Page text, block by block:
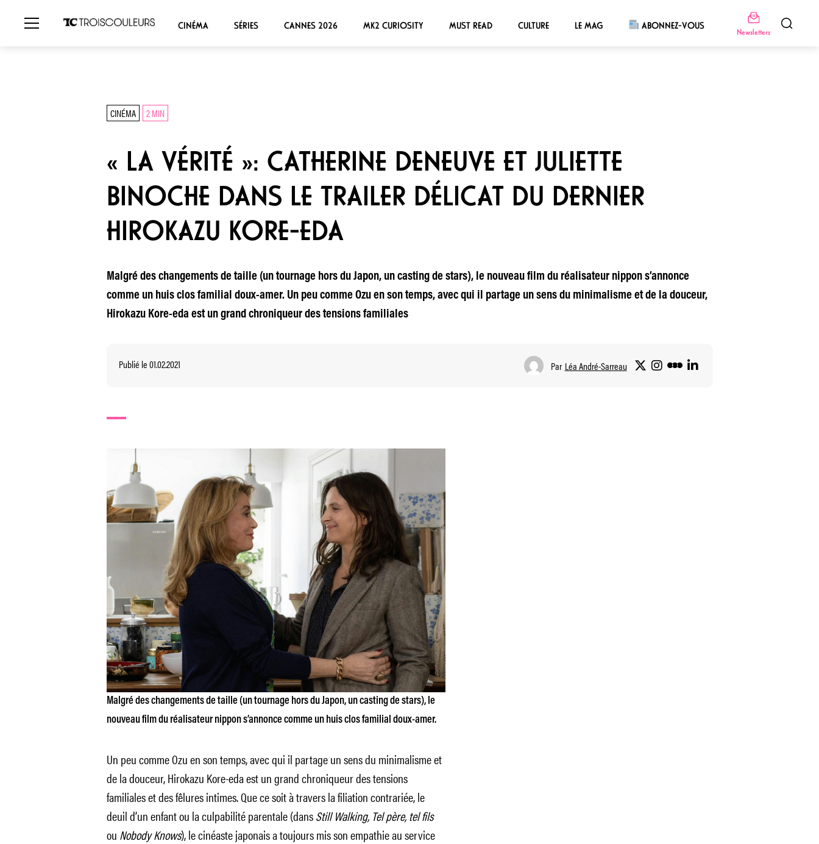
CINÉMA SÉRIES CANNES 2026 MK2 CURIOSITY MUST READ CULTURE LE MAG ABONNEZ-VOUS
Newsletters
CINÉMA 2 MIN
« LA VÉRITÉ »: CATHERINE DENEUVE ET JULIETTE
BINOCHE DANS LE TRAILER DÉLICAT DU DERNIER
HIROKAZU KORE-EDA
Malgré des changements de taille (un tournage hors du Japon, un casting de stars), le nouveau film du réalisateur nippon s’annonce
comme un huis clos familial doux-amer. Un peu comme Ozu en son temps, avec qui il partage un sens du minimalisme et de la douceur,
Hirokazu Kore-eda est un grand chroniqueur des tensions familiales
Publié le 01.02.2021 Par Léa André-Sarreau
Malgré des changements de taille (un tournage hors du Japon, un casting de stars), le
nouveau film du réalisateur nippon s’annonce comme un huis clos familial doux-amer.
Un peu comme Ozu en son temps, avec qui il partage un sens du minimalisme et
de la douceur, Hirokazu Kore-eda est un grand chroniqueur des tensions
familiales et des fêlures intimes. Que ce soit à travers la filiation contrariée, le
deuil d’un enfant ou la culpabilité parentale (dansStill Walking, Tel père, tel fils
ou Nobody Knows), le cinéaste japonais a toujours mis son empathie au service